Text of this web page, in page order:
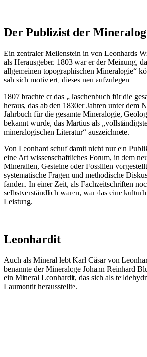
Der Publizist der
Ein zentraler Meilenstein in von Leonhards
als Herausgeber. 1803 war er der Meinung,
allgemeinen topographischen Mineralogie“
sah sich motiviert, dieses neu aufzulegen.
1807 brachte er das „Taschenbuch für die
heraus, das ab den 1830er Jahren unter dem
Jahrbuch für die gesamte Mineralogie,
bekannt wurde, das Martius als
mineralogischen Literatur“ auszeichnete.
Von Leonhard schuf damit nicht nur ein
eine Art wissenschaftliches Forum, in dem
Mineralien, Gesteine oder Fossilien
systematische Fragen und methodische
fanden. In einer Zeit, als Fachzeitschriften
selbstverständlich waren, war das eine
Leistung.
Leonhardit
Auch als Mineral lebt Karl Cäsar von
benannte der Mineraloge Johann Reinhard
ein Mineral Leonhardit, das sich als
Laumontit herausstellte.